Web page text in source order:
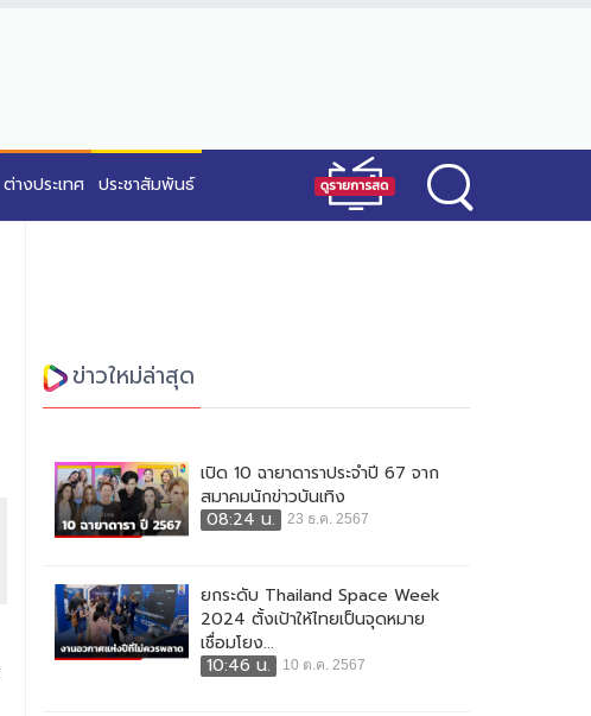
ต่างประเทศ ประชาสัมพันธ์
ข่าวใหม่ล่าสุด
เปิด 10 ฉายาดาราประจำปี 67 จาก
สมาคมนักข่าวบันเทิง
08:24 น.
23 ธ.ค. 2567
ยกระดับ Thailand Space Week
2024 ตั้งเป้าให้ไทยเป็นจุดหมาย
เชื่อมโยง...
10:46 น.
10 ต.ค. 2567